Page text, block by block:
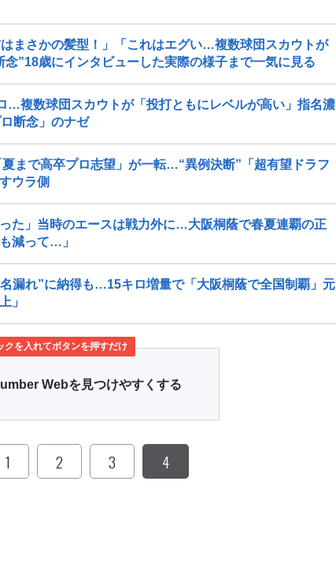
まさかの髪型！」「これはエグい…複数球団スカウトが
”18歳にインタビューした実際の様子まで一気に見る
…複数球団スカウトが「投打ともにレベルが高い」指名濃
断念」のナゼ
まで高卒プロ志望」が一転…“異例決断”「超有望ドラフ
ウラ側
た」当時のエースは戦力外に…大阪桐蔭で春夏連覇の正
減って…」
漏れ”に納得も…15キロ増量で「大阪桐蔭で全国制覇」元
」
クを入れてボタンを押すだけ
Webを見つけやすくする
1 2 3 4